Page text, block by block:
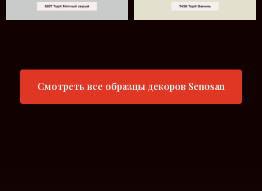
Смотреть все образцы декоров Senosan